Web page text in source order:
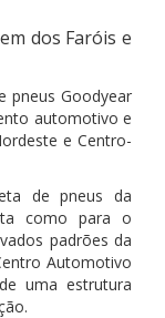
dos Faróis e
pneus Goodyear
automotivo e
e Centro-
de pneus da
como para o
padrões da
Automotivo
uma estrutura